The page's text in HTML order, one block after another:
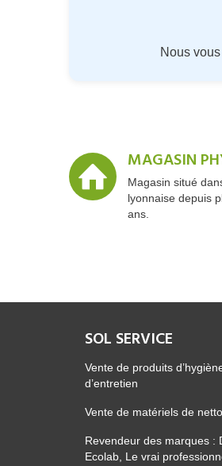
Nous
MAGASIN
Magasin situé
lyonnaise depuis
ans.
SOL SERVICE
Vente de produits
d’entretien
Vente de matériels de
Revendeur des marques :
Ecolab, Le vrai